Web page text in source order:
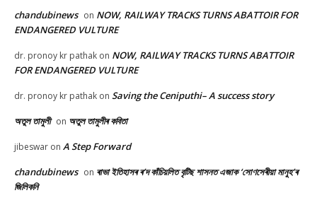
chandubinews on NOW, RAILWAY TRACKS TURNS ABATTOIR FOR
ENDANGERED VULTURE
dr. pronoy kr pathak on NOW, RAILWAY TRACKS TURNS ABATTOIR
FOR ENDANGERED VULTURE
dr. pronoy kr pathak on Saving the Ceniputhi– A success story
অতুল তামুলী on অতুল তামুলীৰ কবিতা
jibeswar on A Step Forward
chandubinews on ৰাভা ইতিহাসৰ ৰ’দ কাঁচিয়লিত বৃটিছ শাসনত এজাক ‘সোণসেৰীয়া মানুহ’ৰ
জিলিকনি